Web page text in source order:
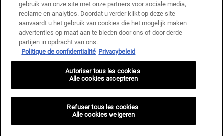
* Offre de bienvenue valable pour une première commande. Non cumulable
avec d'autres offres ou promotions en cours, mais cumulable avec les offres
'Cadeau avec achat' . Utilisation limitée à une seule fois par client. Non
applicable sur les éditions limitées & ensembles.
S’INSCRIRE
gebruik van onze site met onze partners voor sociale media,
reclame en analytics. Doordat u verder klikt op deze site
aanvaardt u het gebruik van cookies die het mogelijk maken
advertenties op maat aan te bieden door ons of door derde
partijen in opdracht van ons.
Politique de confidentialité Privacybeleid
Refuser tous les cookies
Alle cookies weigeren
Autoriser tous les cookies
Alle cookies accepteren